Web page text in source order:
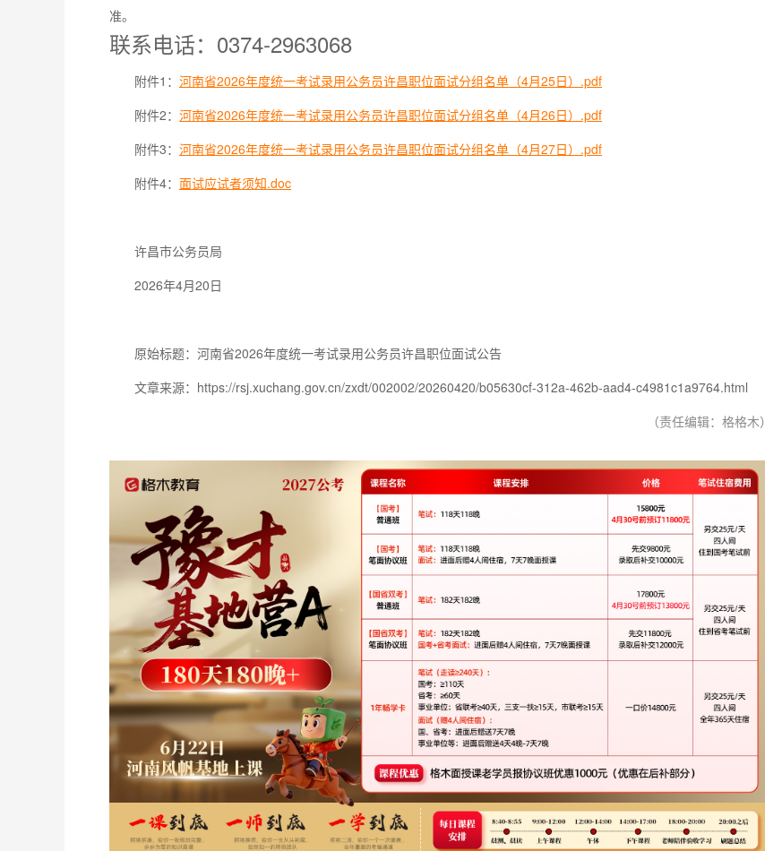
准。
联系电话：0374-2963068
附件1： 河南省2026年度统一考试录用公务员许昌职位面试分组名单（4月25日）.pdf
附件2： 河南省2026年度统一考试录用公务员许昌职位面试分组名单（4月26日）.pdf
附件3： 河南省2026年度统一考试录用公务员许昌职位面试分组名单（4月27日）.pdf
附件4： 面试应试者须知.doc
许昌市公务员局
2026年4月20日
原始标题：河南省2026年度统一考试录用公务员许昌职位面试公告
文章来源：https://rsj.xuchang.gov.cn/zxdt/002002/20260420/b05630cf-312a-462b-aad4-c4981c1a9764.html
（责任编辑：格格木）